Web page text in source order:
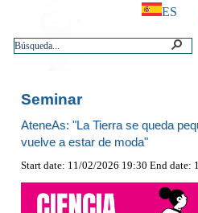
ES
Seminar
AteneAs: "La Tierra se queda
vuelve a estar de moda"
Start date: 11/02/2026 19:30 End date: